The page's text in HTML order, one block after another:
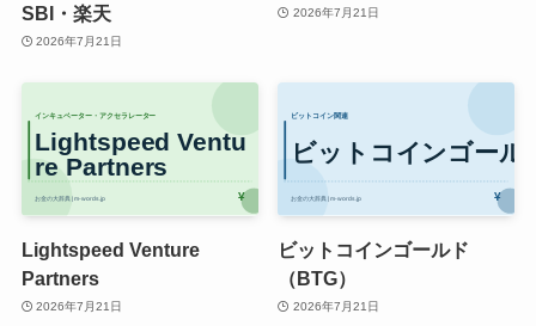
SBI・楽天
2026年7月21日
2026年7月21日
Lightspeed Venture
Partners
2026年7月21日
ビットコインゴールド
（BTG）
2026年7月21日